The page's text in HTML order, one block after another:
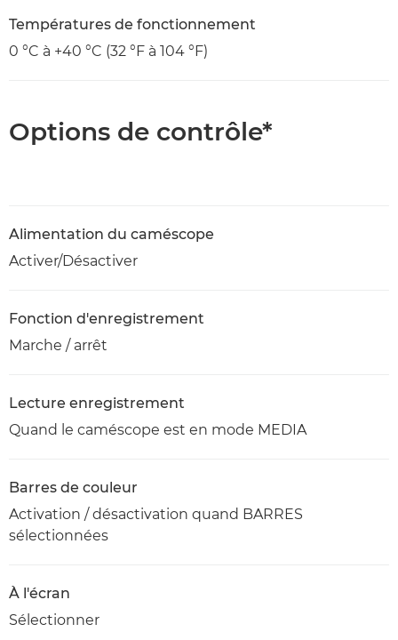
Températures de fonctionnement
0 °C à +40 °C (32 °F à 104 °F)
Options de contrôle*
Alimentation du caméscope
Activer/Désactiver
Fonction d'enregistrement
Marche / arrêt
Lecture enregistrement
Quand le caméscope est en mode MEDIA
Barres de couleur
Activation / désactivation quand BARRES
sélectionnées
À l'écran
Sélectionner